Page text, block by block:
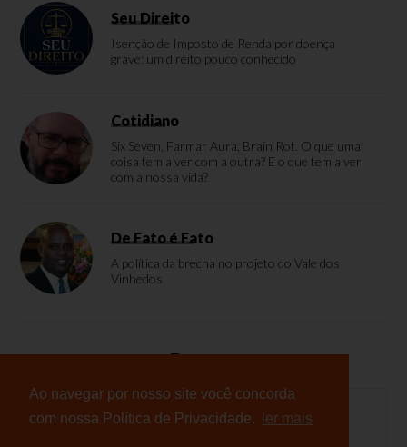
Ao navegar por nosso site você concorda
com nossa Política de Privacidade.
ler mais
Seu Direito
Isenção de Imposto de Renda por doença
grave: um direito pouco conhecido
Cotidiano
Six Seven, Farmar Aura, Brain Rot. O que uma
coisa tem a ver com a outra? E o que tem a ver
com a nossa vida?
De Fato é Fato
A política da brecha no projeto do Vale dos
Vinhedos
Enquete